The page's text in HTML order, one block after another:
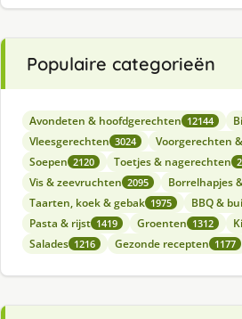
Populaire categorieën
Avondeten & hoofdgerechten 12144
Vleesgerechten 3024 Voorgerechten
Soepen 2120 Toetjes & nagerechten
Vis & zeevruchten 2095 Borrelhapjes
Taarten, koek & gebak 1975 BBQ &
Pasta & rijst 1419 Groenten 1312
Salades 1216 Gezonde recepten 1177